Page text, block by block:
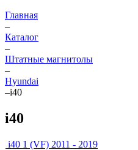
Главная
–
Каталог
–
Штатные магнитолы
–
Hyundai
–i40
i40
i40 1 (VF) 2011 - 2019